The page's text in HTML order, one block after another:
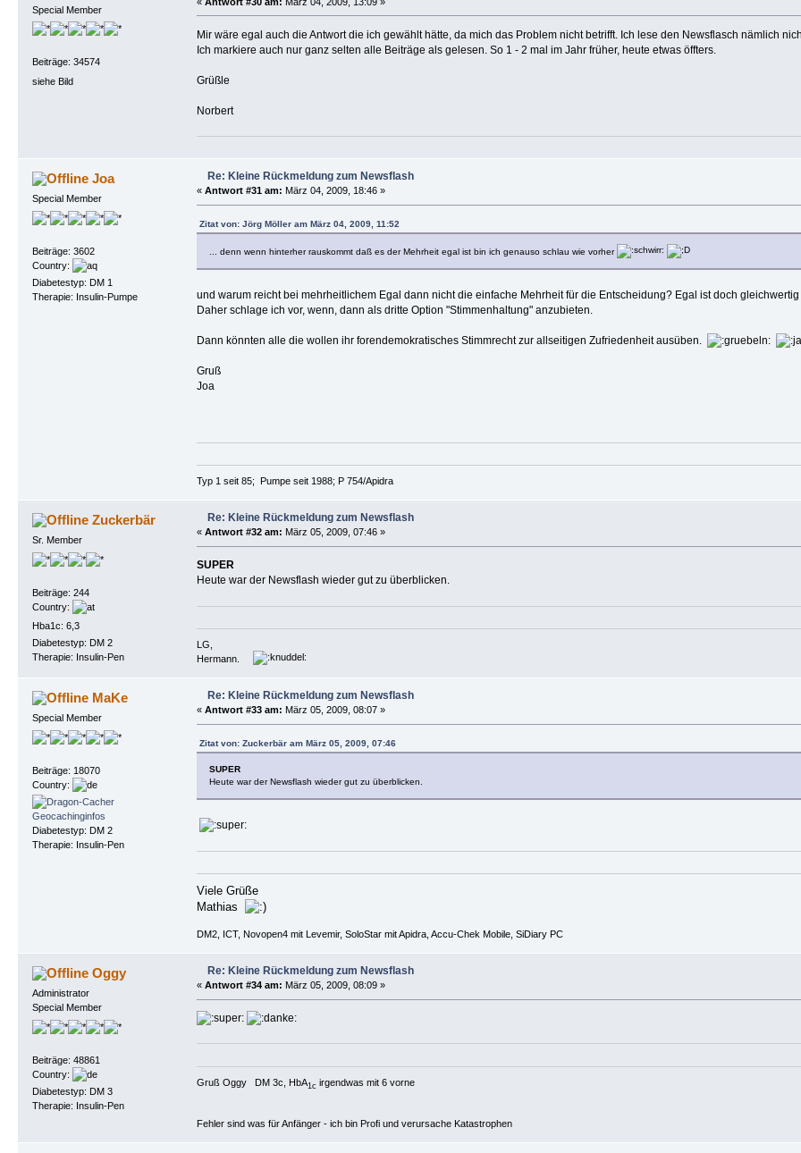
Special Member
Beiträge: 34574
siehe Bild
Mir wäre egal auch die Antwort die ich gewählt hätte, da mich das Problem nicht betrifft. Ich lese den Newsflasch nämlich
Ich markiere auch nur ganz selten alle Beiträge als gelesen. So 1 - 2 mal im Jahr früher, heute etwas öffters.
Grüßle
Norbert
Joa
Special Member
Beiträge: 3602
Country:
Diabetestyp: DM 1
Therapie: Insulin-Pumpe
Re: Kleine Rückmeldung zum Newsflash
« Antwort #31 am: März 04, 2009, 18:46 »
Zitat von: Jörg Möller am März 04, 2009, 11:52
... denn wenn hinterher rauskommt daß es der Mehrheit egal ist bin ich genauso schlau wie vorher
und warum reicht bei mehrheitlichem Egal dann nicht die einfache Mehrheit für die Entscheidung? Egal ist doch
Daher schlage ich vor, wenn, dann als dritte Option "Stimmenhaltung" anzubieten.
Dann könnten alle die wollen ihr forendemokratisches Stimmrecht zur allseitigen Zufriedenheit ausüben.
Gruß
Joa
Typ 1 seit 85; Pumpe seit 1988; P 754/Apidra
Zuckerbär
Sr. Member
Beiträge: 244
Country:
Hba1c: 6,3
Diabetestyp: DM 2
Therapie: Insulin-Pen
Re: Kleine Rückmeldung zum Newsflash
« Antwort #32 am: März 05, 2009, 07:46 »
SUPER
Heute war der Newsflash wieder gut zu überblicken.
LG,
Hermann.
MaKe
Special Member
Beiträge: 18070
Country:
Diabetestyp: DM 2
Therapie: Insulin-Pen
Re: Kleine Rückmeldung zum Newsflash
« Antwort #33 am: März 05, 2009, 08:07 »
Zitat von: Zuckerbär am März 05, 2009, 07:46
SUPER
Heute war der Newsflash wieder gut zu überblicken.
Viele Grüße
Mathias
DM2, ICT, Novopen4 mit Levemir, SoloStar mit Apidra, Accu-Chek Mobile, SiDiary PC
Oggy
Administrator
Special Member
Beiträge: 48861
Country:
Diabetestyp: DM 3
Therapie: Insulin-Pen
Re: Kleine Rückmeldung zum Newsflash
« Antwort #34 am: März 05, 2009, 08:09 »
Gruß Oggy DM 3c, HbA1c irgendwas mit 6 vorne
Fehler sind was für Anfänger - ich bin Profi und verursache Katastrophen